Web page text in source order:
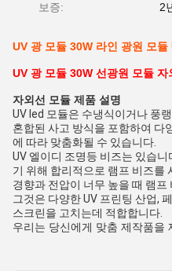
보증: 2
UV 광 모듈 30W 라인 광원 모
UV 광 모듈 30W 선광원 모듈
자외선 모듈 제품 설명
UV led 모듈은 수냉식이거나 풍
혼합된 사고 방식을 포함하여 다
에 따라 맞춤화될 수 있습니다.
UV 엘이디 조명등 비즈는 있습
기 위해 합리적으로 램프 비즈를
경향과 전압이 너무 높을 때 램프
그것은 다양한 UV 프린팅 산업,
스크린을 고치는데 적합합니다.
우리는 당신에게 맞춤 제작품을